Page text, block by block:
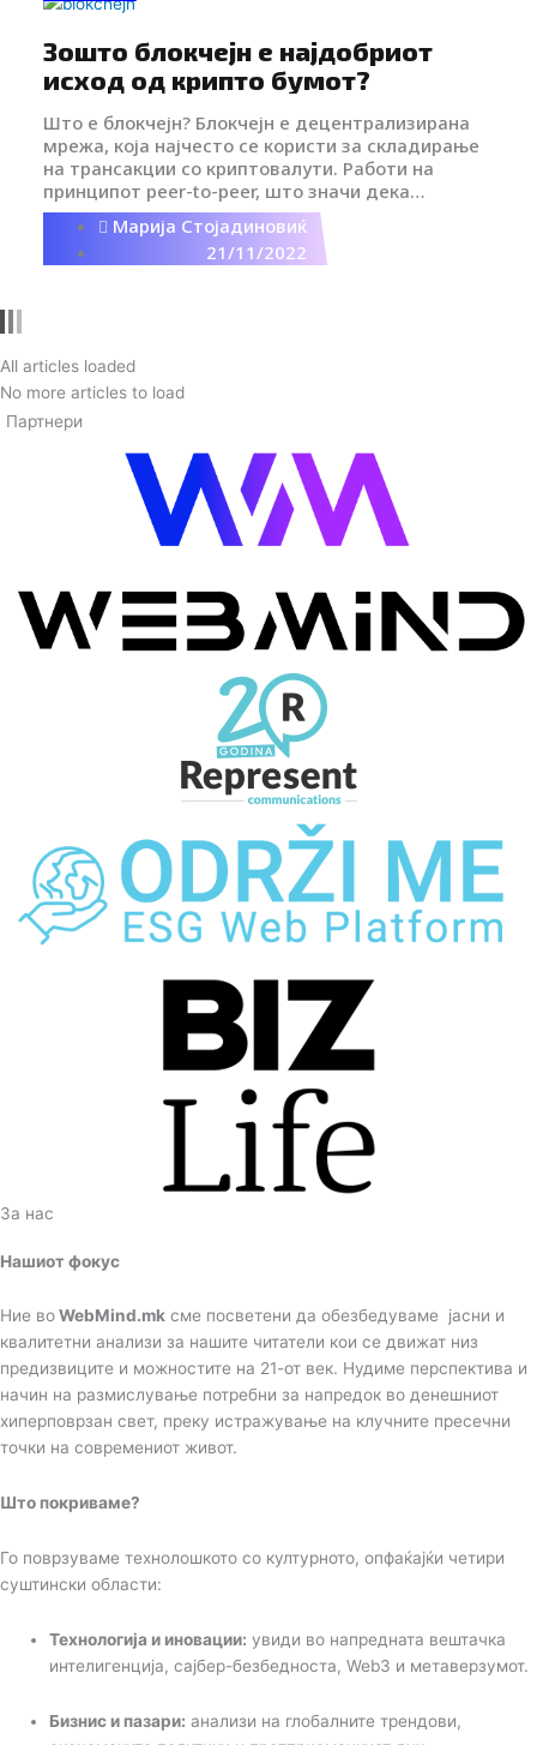
i
c
o
Зошто блокчејн е најдобриот
исход од крипто бумот?
Што е блокчејн? Блокчејн е децентрализирана
мрежа, која најчесто се користи за складирање
на трансакции со криптовалути. Работи на
принципот peer-to-peer, што значи дека
учесниците можат да вршат трансакции без
традиционален, централен авторитет.
Марија Стојадиновиќ
21/11/2022
All articles loaded
No more articles to load
Партнери
За нас
Нашиот фокус
Ние воWebMind.mk сме посветени да обезбедуваме јасни и
квалитетни анализи за нашите читатели кои се движат низ
предизвиците и можностите на 21-от век. Нудиме перспектива и
начин на размислување потребни за напредок во денешниот
хиперповрзан свет, преку истражување на клучните пресечни
точки на современиот живот.
Што покриваме?
Го поврзуваме технолошкото со културното, опфаќајќи четири
суштински области:
Технологија и иновации: увиди во напредната вештачка
интелигенција, сајбер-безбедноста, Web3 и метаверзумот.
Бизнис и пазари: анализи на глобалните трендови,